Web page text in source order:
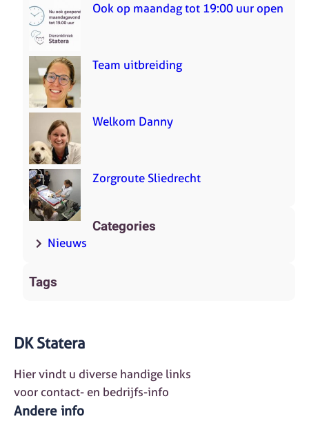
Ook op maandag tot 19:00 uur open
Team uitbreiding
Welkom Danny
Zorgroute Sliedrecht
Categories
Nieuws
Tags
DK Statera
Hier vindt u diverse handige links
voor contact- en bedrijfs-info
Andere info